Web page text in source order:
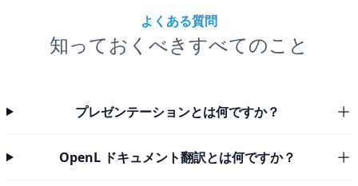
よくある質問
知っておくべきすべてのこと
プレゼンテーションとは何ですか？
OpenL ドキュメント翻訳とは何ですか？